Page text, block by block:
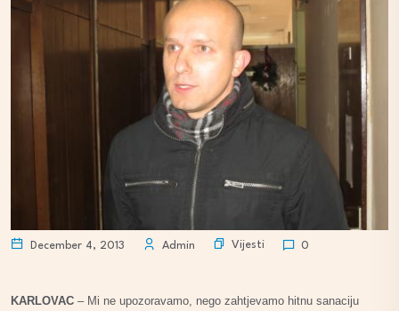
December 4, 2013 Admin Vijesti 0
KARLOVAC – Mi ne upozoravamo, nego zahtjevamo hitnu sanaciju